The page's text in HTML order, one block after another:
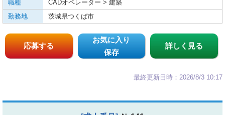
職種
CADオペレーター > 建築
勤務地
茨城県つくば市
応募する
お気に入り
保存
詳しく見る
最終更新日時：2026/8/3 10:17